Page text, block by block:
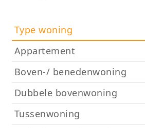
Type woning
Appartement
Boven-/ benedenwoning
Dubbele bovenwoning
Tussenwoning